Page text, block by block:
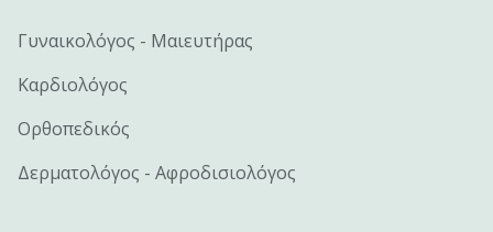
Γυναικολόγος - Μαιευτήρας
Καρδιολόγος
Ορθοπεδικός
Δερματολόγος - Αφροδισιολόγος